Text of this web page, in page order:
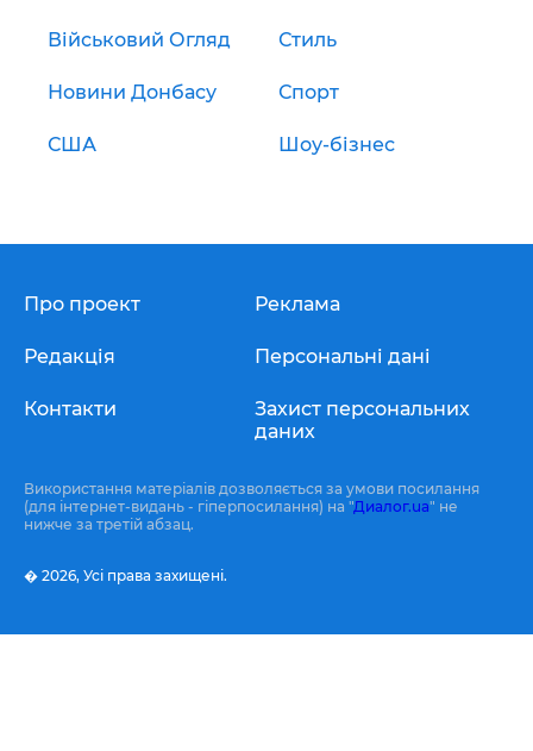
Військовий Огляд Стиль
Новини Донбасу Спорт
США Шоу-бізнес
Про проект
Редакція
Контакти
Реклама
Персональні дані
Захист персональних
даних
Використання матеріалів дозволяється за умови посилання
(для інтернет-видань - гіперпосилання) на "Диалог.ua" не
нижче за третій абзац.
� 2026, Усі права захищені.